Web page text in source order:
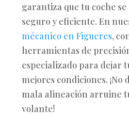
garantiza que tu coche
seguro y eficiente. En
mécanico en Figueres,
herramientas de
especializado para dejar
mejores condiciones. ¡No
mala alineación arruine
volante!